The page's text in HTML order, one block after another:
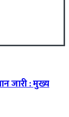
जारी : मुख्य